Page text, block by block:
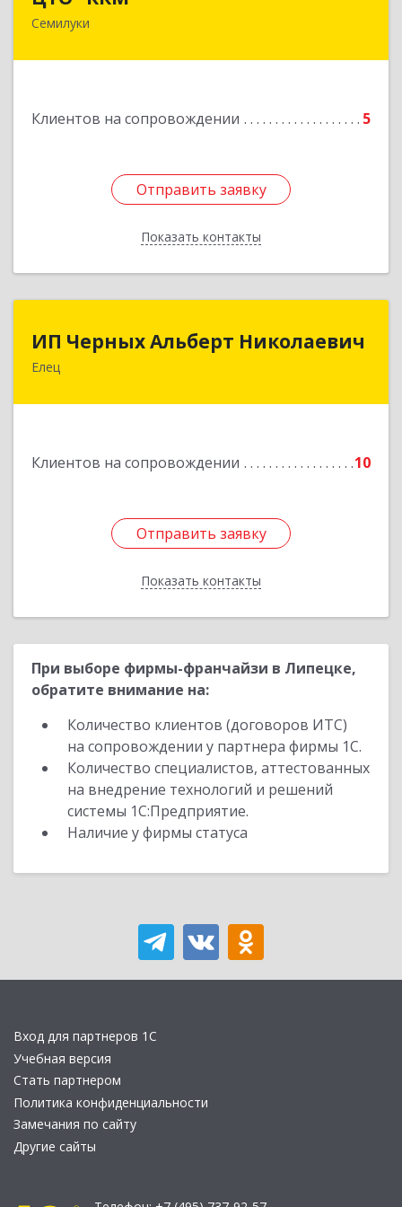
Семилуки
Клиентов на сопровождении 5
Отправить заявку
Показать контакты
Отправить заявку
Назад
ИП Черных Альберт Николаевич
Елец
Клиентов на сопровождении 10
Отправить заявку
Показать контакты
ИП Черных Альберт Николаевич
399771, Липецкая обл, Елец г, Н.Гусевой ул, 56А
Отправить заявку
Назад
При выборе фирмы-франчайзи в Липецке,
обратите внимание на:
Количество клиентов (договоров ИТС)
на сопровождении у партнера фирмы 1С.
Количество специалистов, аттестованных
на внедрение технологий и решений
системы 1С:Предприятие.
Наличие у фирмы статуса
Вход для партнеров 1С
Учебная версия
Стать партнером
Политика конфиденциальности
Замечания по сайту
Другие сайты